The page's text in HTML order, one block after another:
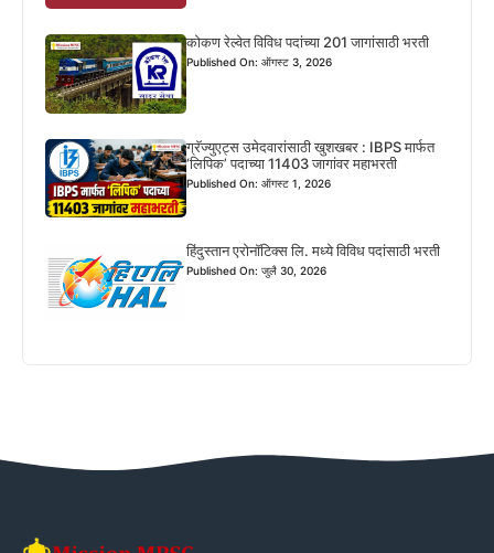
कोकण रेल्वेत विविध पदांच्या 201 जागांसाठी भरती
Published On: ऑगस्ट 3, 2026
ग्रॅज्युएट्स उमेदवारांसाठी खुशखबर : IBPS मार्फत
‘लिपिक’ पदाच्या 11403 जागांवर महाभरती
Published On: ऑगस्ट 1, 2026
हिंदुस्तान एरोनॉटिक्स लि. मध्ये विविध पदांसाठी भरती
Published On: जुलै 30, 2026